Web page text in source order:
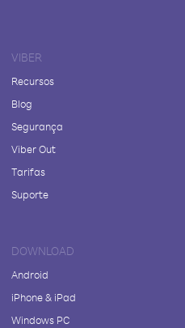
VIBER
Recursos
Blog
Segurança
Viber Out
Tarifas
Suporte
DOWNLOAD
Android
iPhone & iPad
Windows PC